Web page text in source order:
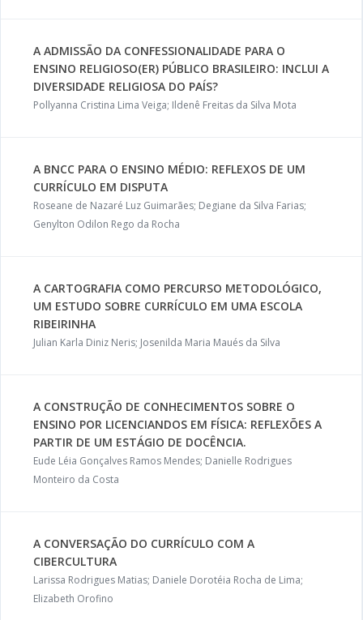
A ADMISSÃO DA CONFESSIONALIDADE PARA O
ENSINO RELIGIOSO(ER) PÚBLICO BRASILEIRO: INCLUI A
DIVERSIDADE RELIGIOSA DO PAÍS?
Pollyanna Cristina Lima Veiga; Ildenê Freitas da Silva Mota
A BNCC PARA O ENSINO MÉDIO: REFLEXOS DE UM
CURRÍCULO EM DISPUTA
Roseane de Nazaré Luz Guimarães; Degiane da Silva Farias;
Genylton Odilon Rego da Rocha
A CARTOGRAFIA COMO PERCURSO METODOLÓGICO,
UM ESTUDO SOBRE CURRÍCULO EM UMA ESCOLA
RIBEIRINHA
Julian Karla Diniz Neris; Josenilda Maria Maués da Silva
A CONSTRUÇÃO DE CONHECIMENTOS SOBRE O
ENSINO POR LICENCIANDOS EM FÍSICA: REFLEXÕES A
PARTIR DE UM ESTÁGIO DE DOCÊNCIA.
Eude Léia Gonçalves Ramos Mendes; Danielle Rodrigues
Monteiro da Costa
A CONVERSAÇÃO DO CURRÍCULO COM A
CIBERCULTURA
Larissa Rodrigues Matias; Daniele Dorotéia Rocha de Lima;
Elizabeth Orofino